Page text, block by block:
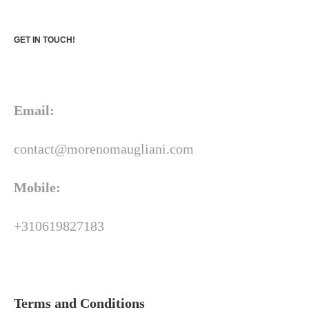
GET IN TOUCH!
Email:
contact@morenomaugliani.com
Mobile:
+310619827183
Terms and Conditions